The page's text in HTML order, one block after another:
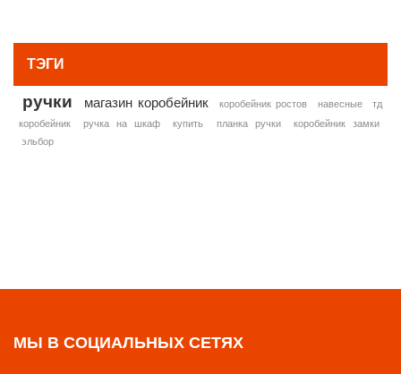
ТЭГИ
ручки магазин коробейник коробейник ростов навесные
тд
коробейник
ручка на шкаф купить планка ручки
коробейник замки
эльбор
МЫ В СОЦИАЛЬНЫХ СЕТЯХ